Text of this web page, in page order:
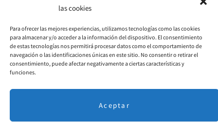
las cookies
Para ofrecer las mejores experiencias, utilizamos tecnologías como las cookies
para almacenar y/o acceder a la información del dispositivo. El consentimiento
de estas tecnologías nos permitirá procesar datos como el comportamiento de
navegación o las identificaciones únicas en este sitio. No consentir o retirar el
consentimiento, puede afectar negativamente a ciertas características y
funciones.
Aceptar
esperamos de la vida. Que sea una simpática aventura
donde sucedan historias que contar cuando seamos
viejecitos.
Resumiendo